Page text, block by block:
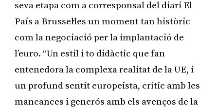
seva etapa com a corresponsal del diari El
País a Brussel·les un moment tan històric
com la negociació per la implantació de
l’euro. “Un estil i to didàctic que fan
entenedora la complexa realitat de la UE, i
un profund sentit europeista, crític amb les
mancances i generós amb els avenços de la